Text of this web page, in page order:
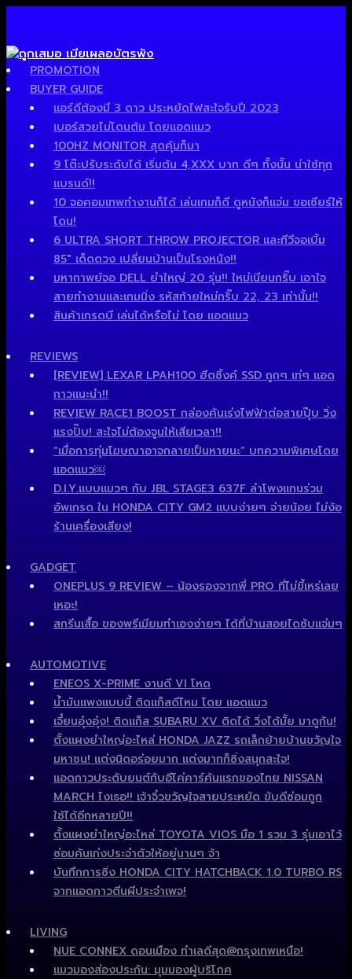
PROMOTION
BUYER GUIDE
แอร์ดีต้องมี 3 ดาว ประหยัดไฟสะใจรับปี 2023
เบอร์สวยไม่โดนต้ม โดยแอดแมว
100HZ MONITOR สุดคุ้มก็มา
9 โต๊ะปรับระดับได้ เริ่มต้น 4,XXX บาท ดีๆ ทั้งนั้น น่าใช้ทุก
แบรนด์!!
10 จอคอมเทพทำงานก็ได้ เล่นเกมก็ดี ดูหนังก็แจ่ม ขอเชียร์ให้
โดน!
6 ULTRA SHORT THROW PROJECTOR และทีวีจอเบิ้ม
85″ เด็ดดวง เปลี่ยนบ้านเป็นโรงหนัง!!
มหากาพย์จอ DELL ยำใหญ่ 20 รุ่น!! ใหม่เนียนกริ๊บ เอาใจ
สายทำงานและเกมมิ่ง รหัสท้ายใหม่กริ๊บ 22, 23 เท่านั้น!!
สินค้าเกรดบี เล่นได้หรือไม่ โดย แอดแมว
REVIEWS
[REVIEW] LEXAR LPAH100 ฮีตซิ้งค์ SSD ถูกๆ เท่ๆ แอด
กาวแนะนำ!!
REVIEW RACE1 BOOST กล่องคันเร่งไฟฟ้าต่อสายปุ๊บ วิ่ง
แรงปั๊บ! สะใจไม่ต้องจูนให้เสียเวลา!!
“เมื่อการทุ่มโฆษณาอาจกลายเป็นหายนะ” บทความพิเศษโดย
แอดแมว￼
D.I.Y.แบบแมวๆ กับ JBL STAGE3 637F ลำโพงแกนร่วม
อัพเกรด ใน HONDA CITY GM2 แบบง่ายๆ จ่ายน้อย ไม่ง้อ
ร้านเครื่องเสียง!
GADGET
ONEPLUS 9 REVIEW – น้องรองจากพี่ PRO ที่ไม่ขี้เหร่เลย
เหอะ!
สกรีนเสื้อ ของพรีเมียมทำเองง่ายๆ ได้ที่บ้านสอยไดซับแจ่มๆ
AUTOMOTIVE
ENEOS X-PRIME งานดี VI โหด
น้ำมันแพงแบบนี้ ติดแก็สดีไหม โดย แอดแมว
เจี๋ยนอุ๋งอุ๋ง! ติดแก็ส SUBARU XV ติดได้ วิ่งได้มั้ย มาดูกัน!
ตั้งแผงยำใหญ่อะไหล่ HONDA JAZZ รถเล็กย้ายบ้านขวัญใจ
มหาชน! แต่งนิดอร่อยมาก แต่งมากก็ซิ่งสนุกสะใจ!
แอดกาวประดับยนต์กับอีโค่คาร์คันแรกของไทย NISSAN
MARCH ไงเธอ!! เจ้าจิ๋วขวัญใจสายประหยัด ขับดีซ่อมถูก
ใช้ได้อีกหลายปี!!
ตั้งแผงยำใหญ่อะไหล่ TOYOTA VIOS มือ 1 รวม 3 รุ่นเอาไว้
ซ่อมคันเก่งประจำตัวให้อยู่นานๆ จ้า
บันทึกการซิ่ง HONDA CITY HATCHBACK 1.0 TURBO RS
จากแอดกาวตีนผีประจำเพจ!
LIVING
NUE CONNEX ดอนเมือง ทำเลดีสุด@กรุงเทพเหนือ!
แมวมองส่องประกัน: มุมมองผู้บริโภค